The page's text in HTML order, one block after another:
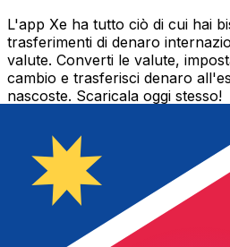
L'app Xe ha tutto ciò di cui hai
trasferimenti di denaro
valute. Converti le valute,
cambio e trasferisci denaro
nascoste. Scaricala oggi stesso!